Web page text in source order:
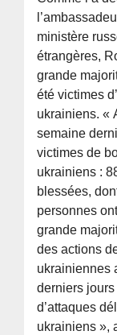
ministère
étrangères,
grande
été victimes
ukrainiens. «
semaine
victimes de
ukrainiens :
blessées,
personnes
grande
des actions
ukrainiennes
derniers
d’attaques
ukrainiens »,